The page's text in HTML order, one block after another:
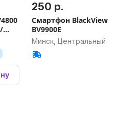
250 р.
Смартфон BlackView
BV9900E
Минск, Центральный